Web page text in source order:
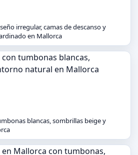
irregular, camas de descanso y
en Mallorca
blancas, sombrillas beige y